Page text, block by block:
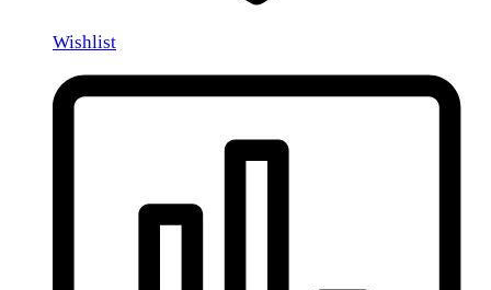
Wishlist